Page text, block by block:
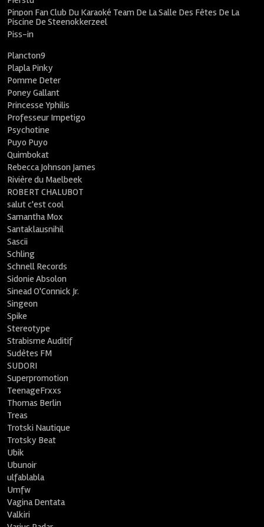
Pinpon Fan Club Du Karaoké Team De La Salle Des Fêtes De La
Piscine De Steenokkerzeel
Piss-in
Plancton9
Plapla Pinky
Pomme Deter
Poney Gallant
Princesse Yphilis
Professeur Impetigo
Psychotine
Puyo Puyo
Quimbokat
Rebecca Johnson James
Rivière du Maelbeek
ROBERT CHALUBOT
salut c'est cool
Samantha Mox
Santaklausnihil
Sascii
Schling
Schnell Records
Sidonie Absolon
Sinead O'Connick Jr.
Singeon
Spike
Stereotype
Strabisme Auditif
Sudètes FM
SUDORI
Superpromotion
TeenageFrxxs
Thomas Berlin
Treas
Trotski Nautique
Trotsky Beat
Ubik
Ubunoir
ulfablabla
Umfw
Vagina Dentata
Valkiri